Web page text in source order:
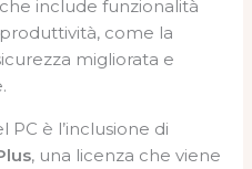
include funzionalità
come la
migliorata e
è l’inclusione di
, una licenza che viene